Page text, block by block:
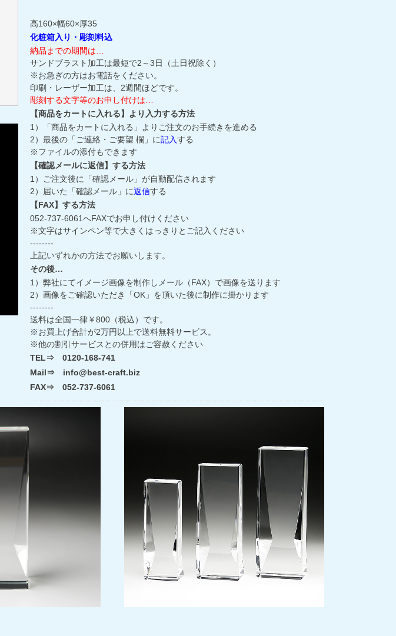
高160×幅60×厚35
化粧箱入り・彫刻料込
納品までの期間は…
サンドブラスト加工は最短で2～3日（土日祝除く）
※お急ぎの方はお電話をください。
印刷・レーザー加工は、2週間ほどです。
彫刻する文字等のお申し付けは…
【商品をカートに入れる】より入力する方法
1）「商品をカートに入れる」よりご注文のお手続きを進める
2）最後の「ご連絡・ご要望 欄」に記入する
※ファイルの添付もできます
【確認メールに返信】する方法
1）ご注文後に「確認メール」が自動配信されます
2）届いた「確認メール」に返信する
【FAX】する方法
052-737-6061へFAXでお申し付けください
※文字はサインペン等で大きくはっきりとご記入ください
--------
上記いずれかの方法でお願いします。
その後…
1）弊社にてイメージ画像を制作しメール（FAX）で画像を送ります
2）画像をご確認いただき「OK」を頂いた後に制作に掛かります
--------
送料は全国一律￥800（税込）です。
※お買上げ合計が2万円以上で送料無料サービス。
※他の割引サービスとの併用はご容赦ください
TEL⇒ 0120-168-741
Mail⇒ info@best-craft.biz
FAX⇒ 052-737-6061